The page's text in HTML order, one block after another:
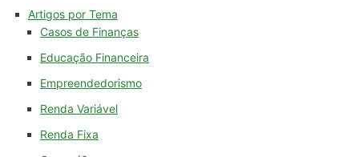
Artigos por Tema
Casos de Finanças
Educação Financeira
Empreendedorismo
Renda Variável
Renda Fixa